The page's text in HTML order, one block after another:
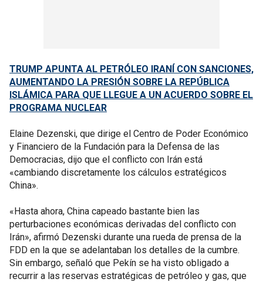
TRUMP APUNTA AL PETRÓLEO IRANÍ CON SANCIONES,
AUMENTANDO LA PRESIÓN SOBRE LA REPÚBLICA
ISLÁMICA PARA QUE LLEGUE A UN ACUERDO SOBRE EL
PROGRAMA NUCLEAR
Elaine Dezenski, que dirige el Centro de Poder Económico
y Financiero de la Fundación para la Defensa de las
Democracias, dijo que el conflicto con Irán está
«cambiando discretamente los cálculos estratégicos
China».
«Hasta ahora, China capeado bastante bien las
perturbaciones económicas derivadas del conflicto con
Irán», afirmó Dezenski durante una rueda de prensa de la
FDD en la que se adelantaban los detalles de la cumbre.
Sin embargo, señaló que Pekín se ha visto obligado a
recurrir a las reservas estratégicas de petróleo y gas, que